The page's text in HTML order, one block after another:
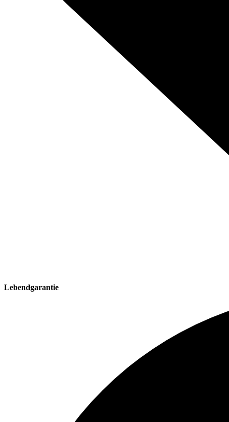
Lebendgarantie